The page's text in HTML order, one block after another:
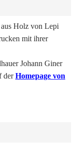
Holz von Lepi
mit ihrer
Johann Giner
derHomepage von